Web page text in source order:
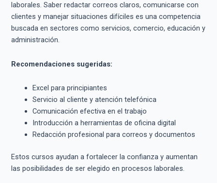
laborales. Saber redactar correos claros, comunicarse con
clientes y manejar situaciones difíciles es una competencia
buscada en sectores como servicios, comercio, educación y
administración.
Recomendaciones sugeridas:
Excel para principiantes
Servicio al cliente y atención telefónica
Comunicación efectiva en el trabajo
Introducción a herramientas de oficina digital
Redacción profesional para correos y documentos
Estos cursos ayudan a fortalecer la confianza y aumentan
las posibilidades de ser elegido en procesos laborales.